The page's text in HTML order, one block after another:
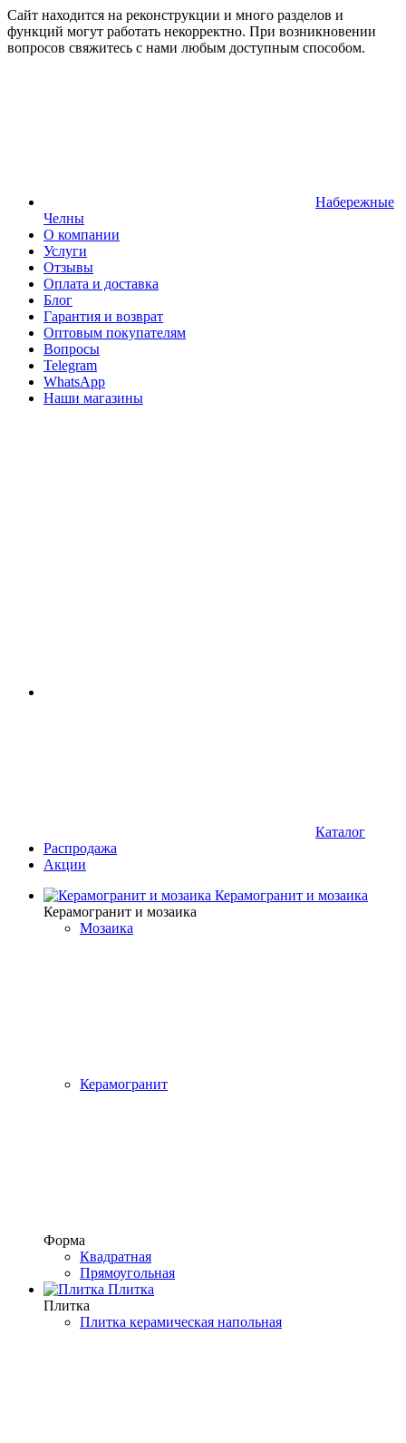
Сайт находится на реконструкции и много разделов и
функций могут работать некорректно. При возникновении
вопросов свяжитесь с нами любым доступным способом.
Набережные
Челны
О компании
Услуги
Отзывы
Оплата и доставка
Блог
Гарантия и возврат
Оптовым покупателям
Вопросы
Telegram
WhatsApp
Наши магазины
Каталог
Распродажа
Акции
Керамогранит и мозаика
Керамогранит и мозаика
Мозаика
Керамогранит
Форма
Квадратная
Прямоугольная
Плитка
Плитка
Плитка керамическая напольная